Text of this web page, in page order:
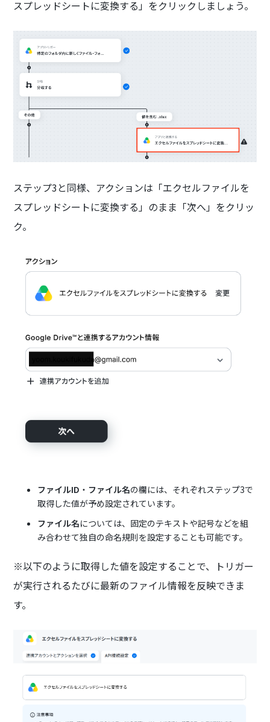
スプレッドシートに変換する」をクリックしましょう。
ステップ3と同様、アクションは「エクセルファイルを
スプレッドシートに変換する」のまま「次へ」をクリッ
ク。
ファイルID ・ ファイル名の欄には、それぞれステップ3で
取得した値が予め設定されています。
ファイル名については、固定のテキストや記号などを組
み合わせて独自の命名規則を設定することも可能です。
※以下のように取得した値を設定することで、トリガー
が実行されるたびに最新のファイル情報を反映できま
す。